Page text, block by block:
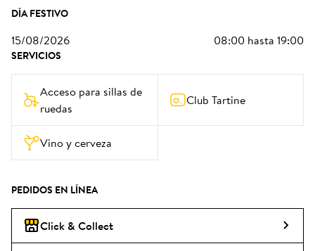
DÍA FESTIVO
15/08/2026 08:00 hasta 19:00
SERVICIOS
Acceso para sillas de
ruedas
Club Tartine
Vino y cerveza
PEDIDOS EN LÍNEA
Click & Collect